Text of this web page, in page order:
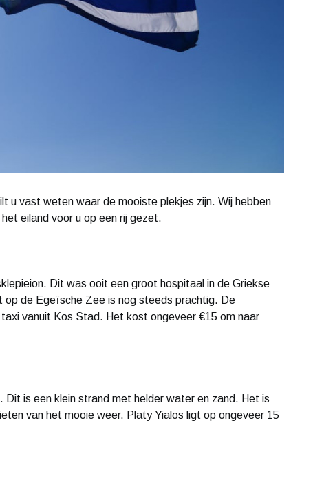
u vast weten waar de mooiste plekjes zijn. Wij hebben
eiland voor u op een rij gezet.
Dit was ooit een groot hospitaal in de Griekse
op de Egeïsche Zee is nog steeds prachtig. De
vanuit Kos Stad. Het kost ongeveer €15 om naar
Dit is een klein strand met helder water en zand. Het is
van het mooie weer. Platy Yialos ligt op ongeveer 15